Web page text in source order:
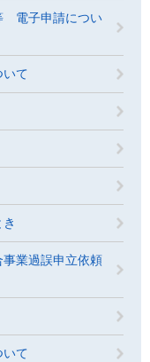
電子申請につい
いて
業過誤申立依頼
いて